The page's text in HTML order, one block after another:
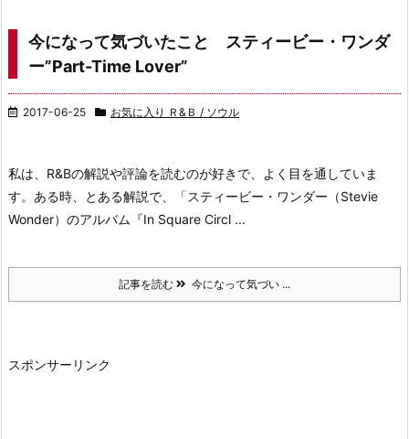
今になって気づいたこと スティービー・ワンダ
ー”Part-Time Lover”
2017-06-25 お気に入り Ｒ&Ｂ / ソウル
私は、R&Bの解説や評論を読むのが好きで、
よく目を通していま
す。 ある時、とある解説で、
「スティービー・ワンダー（Stevie
Wonder）のアルバム『In Square Circl ...
記事を読む 今になって気づい ...
スポンサーリンク